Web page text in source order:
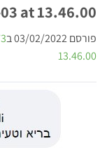
at 13.46.00
פורסם03/02/2022ב
13.46.00